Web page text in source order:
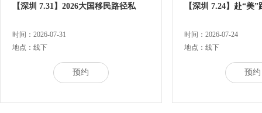
【深圳 7.31】2026大国移民路径私
时间：2026-07-31
地点：线下
预约
【深圳 7.24】赴“美
时间：2026-07-24
地点：线下
预约